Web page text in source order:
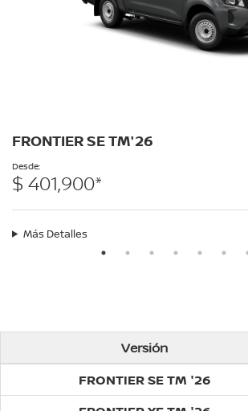
FRONTIER SE TM'26
Desde:
$ 401,900*
Más Detalles
Versión
FRONTIER SE TM '26